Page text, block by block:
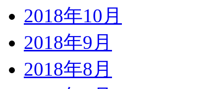
2018年10月
2018年9月
2018年8月